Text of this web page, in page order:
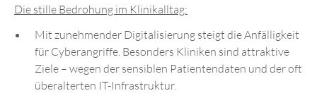
Die stille Bedrohung im Klinikalltag:
Mit zunehmender Digitalisierung steigt die Anfälligkeit
für Cyberangriffe. Besonders Kliniken sind attraktive
Ziele – wegen der sensiblen Patientendaten und der oft
überalterten IT-Infrastruktur.